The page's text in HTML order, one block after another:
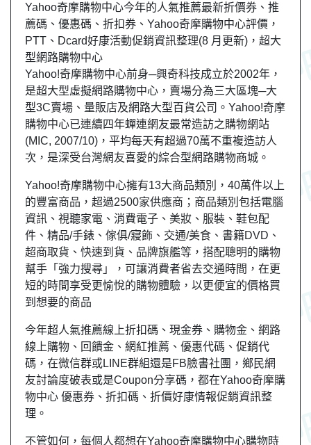
Yahoo奇摩購物中心今年的人氣推薦最新折價券、推
薦碼、優惠碼、折扣券、Yahoo奇摩購物中心評價，
PTT、Dcard好康活動促銷資訊整理(8 月更新)，超大
型網路購物中心
Yahoo!奇摩購物中心前身─興奇科技成立於2002年，
是超大型虛擬網路購物中心，賣場分為三大區塊─大
型3C賣場、量販店及網路大型百貨公司。Yahoo!奇摩
購物中心已連續四年蟬連網友最常造訪之購物網站
(MIC, 2007/10)，平均每天有超過70萬不重複造訪人
次，是深受台灣網友喜愛的綜合型網路購物商城。
Yahoo!奇摩購物中心擁有13大商品類別，40萬件以上
的豐富商品，超過2500家供應商；商品類別包括電腦
資訊、視聽家電、消費電子、美妝、服裝、鞋包配
件、精品/手錶、傢俱/寢飾、交通/美食、書籍DVD、
超商取貨、快速到貨、品牌旗艦等，搭配聰明的購物
幫手「強力搜尋」，可讓消費者省去交通時間，在更
短的時間享受更愉悅的購物體驗，以更便宜的價格買
到想要的商品
今年超人氣推薦線上折扣碼、現金券、購物金、網路
線上購物、回饋金、網紅推薦、優惠代碼、促銷代
碼，在微信群或LINE群組還是FB臉書社團， 鄉民網
友討論度破表或是Coupon分享碼，都在Yahoo奇摩購
物中心 優惠券、折扣碼、折價好康情報促銷資訊整
理。
不管如何，每個人都想在Yahoo奇摩購物中心購物時